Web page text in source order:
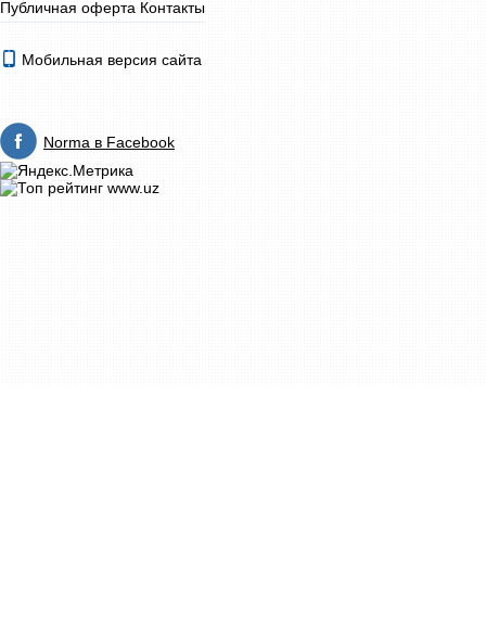
Публичная оферта Контакты
Мобильная версия сайта
Norma в Facebook